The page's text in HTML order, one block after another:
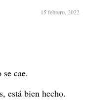
15 febrero, 2022
cae.
está bien hecho.